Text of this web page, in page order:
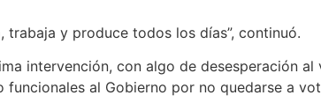
y produce todos los días”, continuó.
intervención, con algo de desesperación al
al Gobierno por no quedarse a